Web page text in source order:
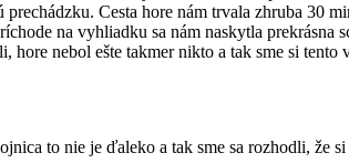
Cesta hore nám trvala zhruba 30
na vyhliadku sa nám naskytla prekrásna
hore nebol ešte takmer nikto a tak sme si
to nie je ďaleko a tak sme sa rozhodli,